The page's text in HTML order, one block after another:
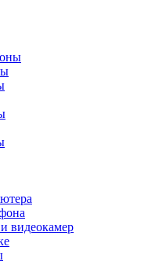
видеокамер